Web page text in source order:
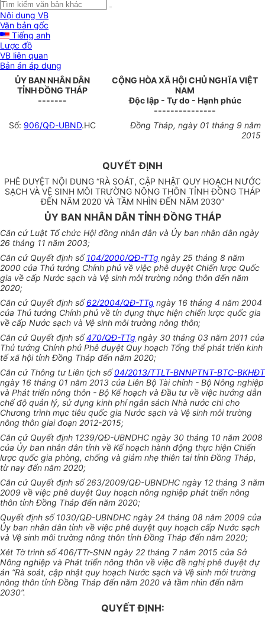
Nội dung VB
Văn bản gốc
Tiếng anh
Lược đồ
VB liên quan
Bản án áp dụng
ỦY BAN NHÂN DÂN
TỈNH ĐỒNG THÁP
-------
CỘNG HÒA XÃ HỘI CHỦ NGHĨA VIỆT
NAM
Độc lập - Tự do - Hạnh phúc
---------------
Số: 906/QĐ-UBND.HC
Đồng Tháp, ngày 01 tháng 9 năm
2015
QUYẾT ĐỊNH
PHÊ DUYỆT NỘI DUNG “RÀ SOÁT, CẬP NHẬT QUY HOẠCH NƯỚC
SẠCH VÀ VỆ SINH MÔI TRƯỜNG NÔNG THÔN TỈNH ĐỒNG THÁP
ĐẾN NĂM 2020 VÀ TẦM NHÌN ĐẾN NĂM 2030”
ỦY BAN NHÂN DÂN TỈNH ĐỒNG THÁP
Căn cứ Luật Tổ chức Hội đồng nhân dân và Ủy ban nhân dân ngày
26 tháng 11 năm 2003;
Căn cứ Quyết định số104/2000/QĐ-TTg ngày 25 tháng 8 năm
2000 của Thủ tướng Chính phủ về việc phê duyệt Chiến lược Quốc
gia về cấp Nước sạch và Vệ sinh môi trường nông thôn đến năm
2020;
Căn cứ Quyết định số62/2004/QĐ-TTg ngày 16 tháng 4 năm 2004
của Thủ tướng Chính phủ về tín dụng thực hiện chiến lược quốc gia
về cấp Nước sạch và Vệ sinh môi trường nông thôn;
Căn cứ Quyết định số470/QĐ-TTg ngày 30 tháng 03 năm 2011 của
Thủ tướng Chính phủ Phê duyệt Quy hoạch Tổng thể phát triển kinh
tế xã hội tỉnh Đồng Tháp đến năm 2020;
Căn cứ Thông tư Liên tịch số04/2013/TTLT-BNNPTNT-BTC-BKHĐT
ngày 16 tháng 01 năm 2013 của Liên Bộ Tài chính - Bộ Nông nghiệp
và Phát triển nông thôn - Bộ Kế hoạch và Đầu tư về việc hướng dẫn
chế độ quản lý, sử dụng kinh phí ngân sách Nhà nước chi cho
Chương trình mục tiêu quốc gia Nước sạch và Vệ sinh môi trường
nông thôn giai đoạn 2012-2015;
Căn cứ Quyết định 1239/QĐ-UBNDHC ngày 30 tháng 10 năm 2008
của Ủy ban nhân dân tỉnh về Kế hoạch hành động thực hiện Chiến
lược quốc gia phòng, chống và giảm nhẹ thiên tai tỉnh Đồng Tháp,
từ nay đến năm 2020;
Căn cứ Quyết định số 263/2009/QĐ-UBNDHC ngày 12 tháng 3 năm
2009 về việc phê duyệt Quy hoạch nông nghiệp phát triển nông
thôn tỉnh Đồng Tháp đến năm 2020;
Quyết định số 1030/QĐ-UBNDHC ngày 24 tháng 08 năm 2009 của
Ủy ban nhân dân tỉnh về việc phê duyệt quy hoạch cấp Nước sạch
và Vệ sinh môi trường nông thôn tỉnh Đồng Tháp đến năm 2020;
Xét Tờ trình số 406/TTr-SNN ngày 22 tháng 7 năm 2015 của Sở
Nông nghiệp và Phát triển nông thôn về việc đề nghị phê duyệt dự
án “Rà soát, cập nhật quy hoạch Nước sạch và Vệ sinh môi trường
nông thôn tỉnh Đồng Tháp đến năm 2020 và tầm nhìn đến năm
2030”.
QUYẾT ĐỊNH: